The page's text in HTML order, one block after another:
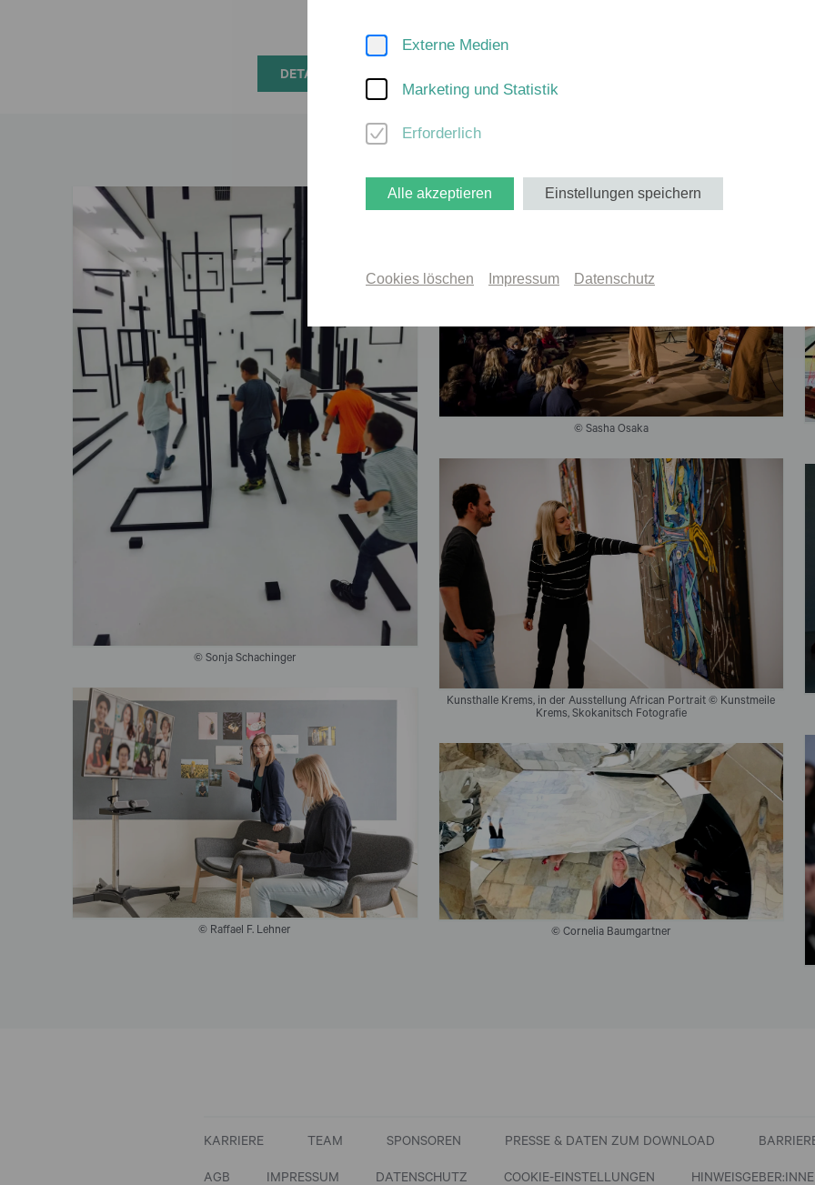
Externe Medien
Marketing und Statistik
Erforderlich
Alle akzeptieren Einstellungen speichern
Cookies löschen Impressum Datenschutz
DETAILIERTER LEITFADEN ZUR KULTURVERMITTLUNG
© Sonja Schachinger
© Sasha Osaka
Kunsthalle Krems, in der Ausstellung African Portrait© Kunstmeile
Krems, Skokanitsch Fotografie
© Raffael F. Lehner © Cornelia Baumgartner
KARRIERE TEAM SPONSOREN PRESSE & DATEN ZUM DOWNLOAD
AGB IMPRESSUM DATENSCHUTZ COOKIE-EINSTELLUNGEN